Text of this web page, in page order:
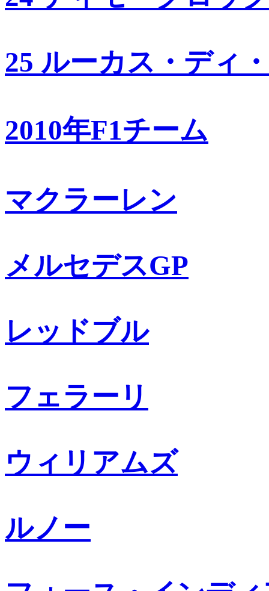
25 ルーカス・ディ
2010年F1チーム
マクラーレン
メルセデスGP
レッドブル
フェラーリ
ウィリアムズ
ルノー